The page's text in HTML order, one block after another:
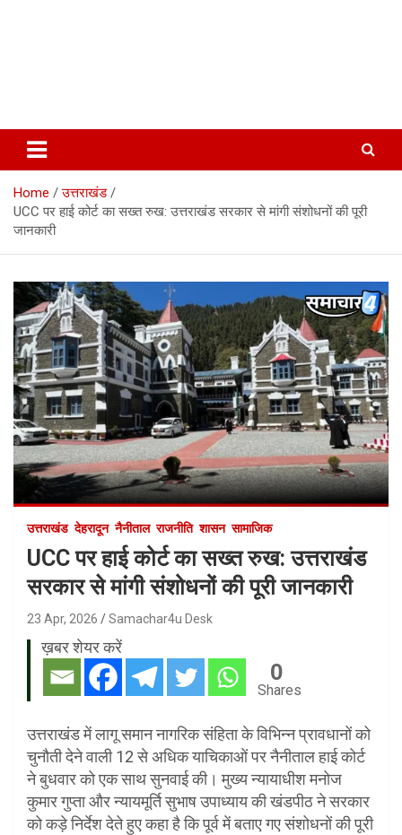
Home
उत्तराखंड
UCC पर हाई कोर्ट का सख्त रुख: उत्तराखंड सरकार से मांगी संशोधनों की पूरी
जानकारी
उत्तराखंड देहरादून नैनीताल राजनीति शासन सामाजिक
UCC पर हाई कोर्ट का सख्त रुख: उत्तराखंड
सरकार से मांगी संशोधनों की पूरी जानकारी
23 Apr, 2026 Samachar4u Desk
ख़बर शेयर करें
0
Shares
उत्तराखंड में लागू समान नागरिक संहिता के विभिन्न प्रावधानों को
चुनौती देने वाली 12 से अधिक याचिकाओं पर नैनीताल हाई कोर्ट
ने बुधवार को एक साथ सुनवाई की। मुख्य न्यायाधीश मनोज
कुमार गुप्ता और न्यायमूर्ति सुभाष उपाध्याय की खंडपीठ ने सरकार
को कड़े निर्देश देते हुए कहा है कि पूर्व में बताए गए संशोधनों की पूरी